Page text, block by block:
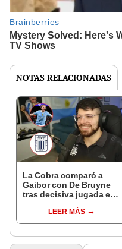
NOTAS RELACIONADAS
La Cobra comparó a
Gaibor con De Bruyne
tras decisiva jugada en
"¿Desde cuándo juega
en Alianza?
LEER MÁS